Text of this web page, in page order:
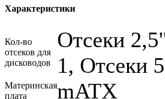
Характеристики
Кол-во
отсеков для
дисководов
Отсеки
1, Отсеки
Материнская
плата
mATX